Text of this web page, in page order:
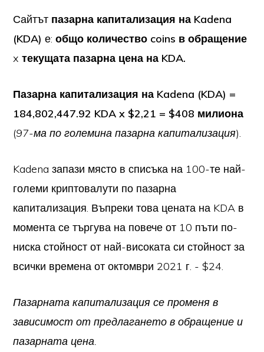
Сайтът пазарна капитализация на Kadena
(KDA) е:общо количество coins в обращение
xтекущата пазарна цена на KDA.
Пазарна капитализация на Kadena (KDA) =
184,802,447.92 KDA x $2,21 = $408 милиона
(97-ма по големина пазарна капитализация).
Kadena запази място в списъка на 100-те най-
големи криптовалути по пазарна
капитализация. Въпреки това цената на KDA в
момента се търгува на повече от 10 пъти по-
ниска стойност от най-високата си стойност за
всички времена от октомври 2021 г. - $24.
Пазарната капитализация се променя в
зависимост от предлагането в обращение и
пазарната цена.